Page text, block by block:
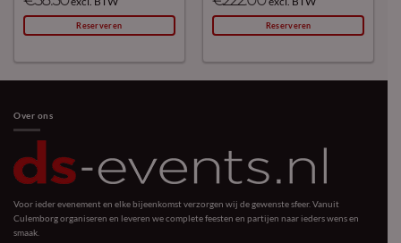
Reserveren Reserveren
Over ons
Voor ieder evenement en elke bijeenkomst verzorgen wij de gewenste sfeer. Vanuit
Culemborg organiseren en leveren we complete feesten en partijen naar ieders wens en
smaak.